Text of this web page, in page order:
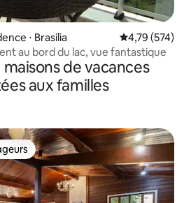
⋅ Brasília Évaluation
4,79 (574)
au bord du lac, vue fantastique
de vacances
aux familles
les plus appréciés